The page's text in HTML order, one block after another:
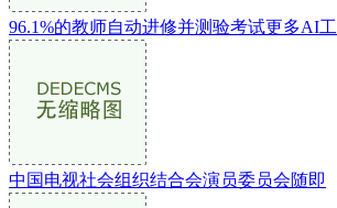
96.1%的教师自动进修并测验考试更多AI工
中国电视社会组织结合会演员委员会随即